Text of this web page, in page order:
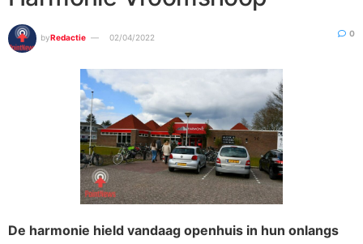
byRedactie 02/04/2022 0
De harmonie hield vandaag openhuis in hun onlangs